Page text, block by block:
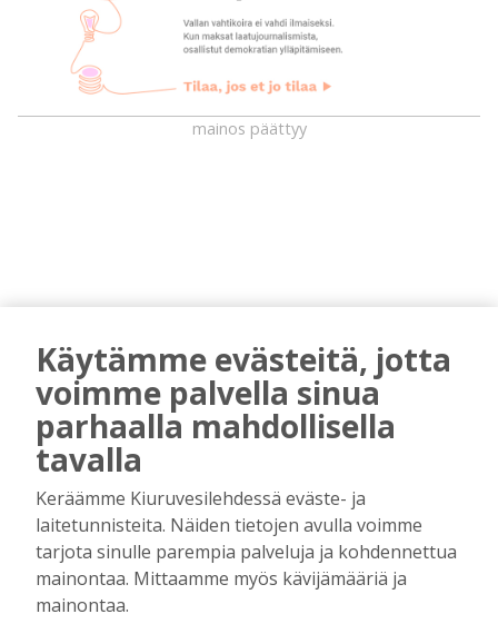
mainos päättyy
AIEMMIN AIHEESTA
Majasaaren marjamies kävi katsomassa
“laitumiensa” tämän kesän tuottoa
Hanna Soini 1.8.2026 07:00
Kiuruveden Jänteen 60-vuotisjuhlassa:
Nuorissa ja talkoohenkisessä
seuratoiminnassa on urheilun tulevaisuus
Käytämme evästeitä, jotta
voimme palvella sinua
parhaalla mahdollisella
tavalla
Keräämme Kiuruvesilehdessä eväste- ja
laitetunnisteita. Näiden tietojen avulla voimme
tarjota sinulle parempia palveluja ja kohdennettua
mainontaa. Mittaamme myös kävijämääriä ja
mainontaa.